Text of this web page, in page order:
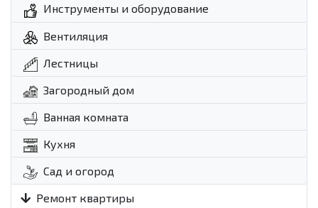
Инструменты и оборудование
Вентиляция
Лестницы
Загородный дом
Ванная комната
Кухня
Сад и огород
Ремонт квартиры